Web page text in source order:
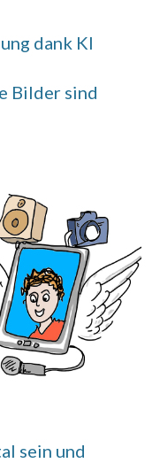
dank KI
Bilder sind
sein und